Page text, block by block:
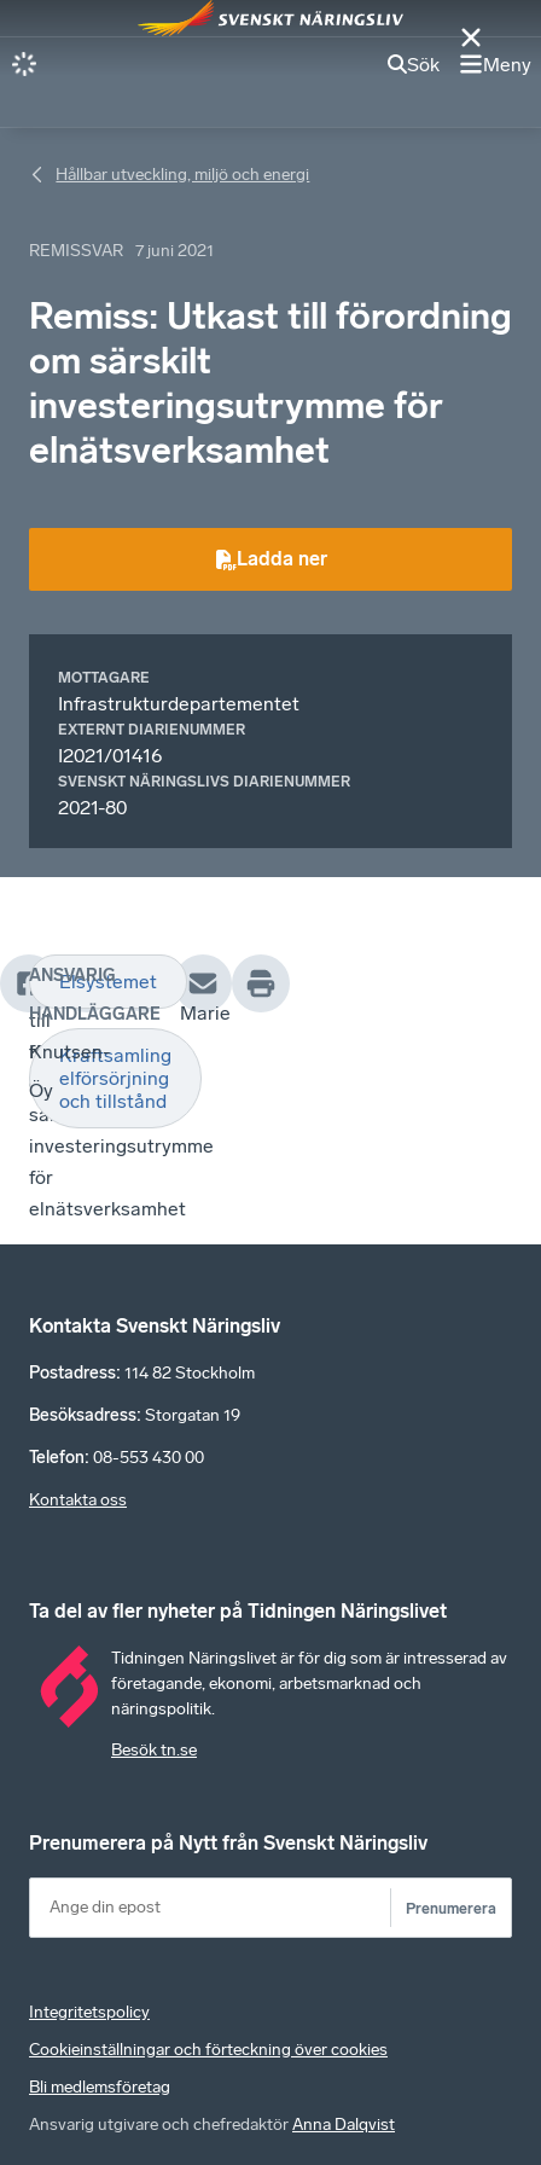
Sök Meny
Hållbar utveckling, miljö och energi
REMISSVAR 7 juni 2021
Remiss: Utkast till förordning
om särskilt
investeringsutrymme för
elnätsverksamhet
Ladda ner
MOTTAGARE
Infrastrukturdepartementet
EXTERNT DIARIENUMMER
I2021/01416
SVENSKT NÄRINGSLIVS DIARIENUMMER
2021-80
Utkast
till
förordning
om
särskilt
investeringsutrymme
för
elnätsverksamhet
Elsystemet
Kraftsamling
elförsörjning
och tillstånd
ANSVARIG
HANDLÄGGARE
Marie
Knutsen-
Öy
Kontakta Svenskt Näringsliv
Postadress: 114 82 Stockholm
Besöksadress: Storgatan 19
Telefon: 08-553 430 00
Kontakta oss
Ta del av fler nyheter på Tidningen Näringslivet
Tidningen Näringslivet är för dig som är intresserad av
företagande, ekonomi, arbetsmarknad och
näringspolitik.
Besök tn.se
Prenumerera på Nytt från Svenskt Näringsliv
Prenumerera
Integritetspolicy
Cookieinställningar och förteckning över cookies
Bli medlemsföretag
Ansvarig utgivare och chefredaktörAnna Dalqvist